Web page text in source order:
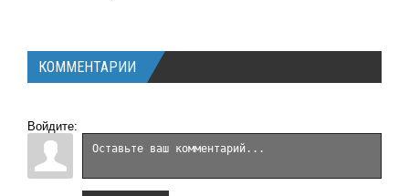
КОММЕНТАРИИ
Войдите: